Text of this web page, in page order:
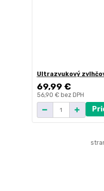
Ultrazvukový
69,99 €
56,90 € bez DPH